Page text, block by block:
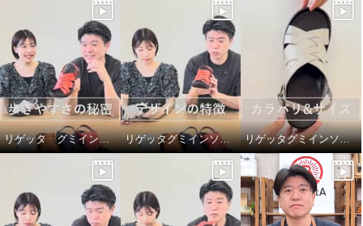
リゲッタ グミインソールサンダルの歩きやすさの秘密 リゲッタグミインソールサンダルのアッパー リゲッタグミインソールサンダルのサイズ選び